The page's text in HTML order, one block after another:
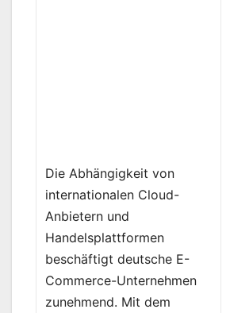
Die Abhängigkeit von
internationalen Cloud-
Anbietern und
Handelsplattformen
beschäftigt deutsche E-
Commerce-Unternehmen
zunehmend. Mit dem